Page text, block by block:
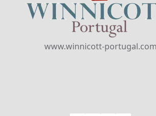
www.winnicott-portugal.com